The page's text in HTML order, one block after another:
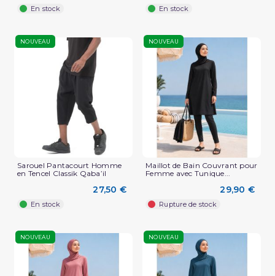
En stock En stock
NOUVEAU
Sarouel Pantacourt Homme
en Tencel Classik Qaba’il
27,50 €
En stock
NOUVEAU
Maillot de Bain Couvrant pour
Femme avec Tunique...
29,90 €
Rupture de stock
NOUVEAU NOUVEAU